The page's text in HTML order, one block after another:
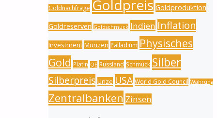
Goldnachfrage Goldpreis Goldproduktion
Goldreserven Goldschmuck Indien Inflation
Investment Münzen Palladium Physisches
Gold Platin QE Russland Schmuck Silber
Silberpreis Unze USA World Gold Council Währung
Zentralbanken Zinsen